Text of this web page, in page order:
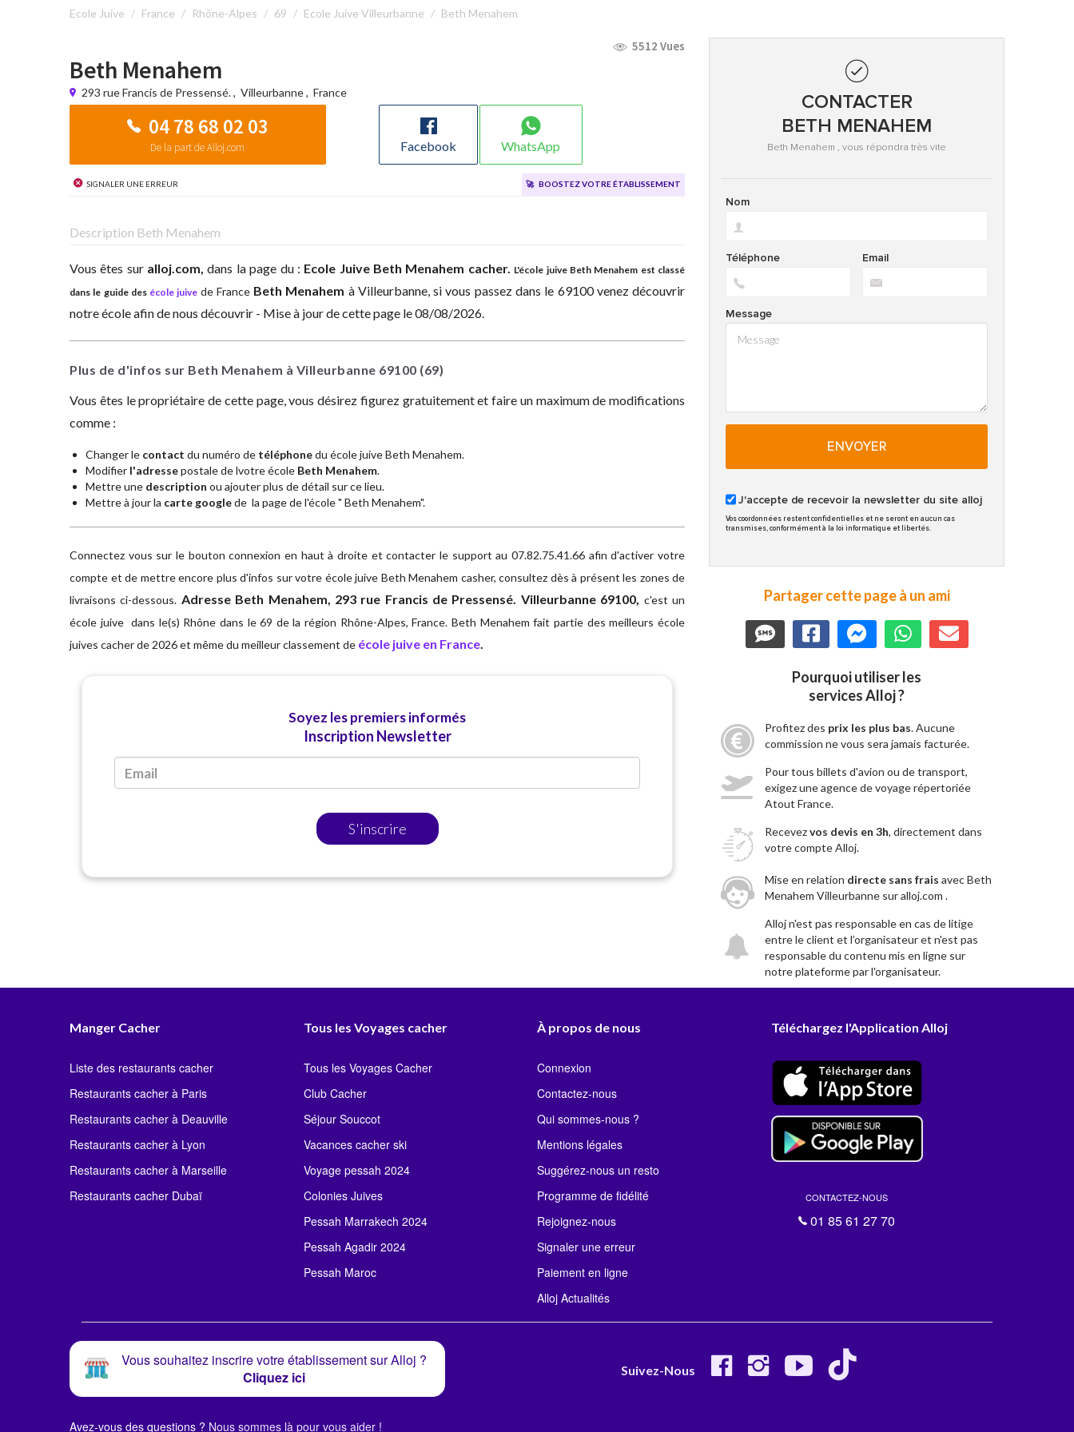
Ecole Juive France Rhône-Alpes 69 Ecole Juive Villeurbanne Beth Menahem
5512 Vues
Beth Menahem
293 rue Francis de Pressensé., Villeurbanne, France
04 78 68 02 03
De la part de Alloj.com Facebook WhatsApp
Signaler une erreur 🚀 Boostez votre établissement
Description Beth Menahem
Vous êtes sur alloj.com,dans la page du : Ecole Juive Beth Menahem cacher. L'école juive Beth Menahem est classé
dans le guide des école juive de France Beth Menahem à Villeurbanne, si vous passez dans le 69100 venez découvrir
notre école afin de nous découvrir - Mise à jour de cette page le 08/08/2026.
Plus de d'infos sur Beth Menahem à Villeurbanne 69100 (69)
Vous êtes le propriétaire de cette page, vous désirez figurez gratuitement et faire un maximum de modifications
comme :
Changer le contact du numéro de téléphonedu école juive Beth Menahem.
Modifier l'adressepostale de lvotre école Beth Menahem.
Mettre une description ou ajouter plus de détail sur ce lieu.
Mettre à jour la carte googlede la page de l'école " Beth Menahem".
Connectez vous sur le bouton connexion en haut à droite et contacter le support au 07.82.75.41.66 afin d'activer votre
compte et de mettre encore plus d'infos sur votre école juive Beth Menahem casher, consultez dès à présent les zones de
livraisons ci-dessous. Adresse Beth Menahem, 293 rue Francis de Pressensé. Villeurbanne 69100, c'est un
école juive dans le(s) Rhône dans le 69 de la région Rhône-Alpes, France. Beth Menahem fait partie des meilleurs école
juives cacher de 2026 et même du meilleur classement de école juive en France.
Soyez les premiers informés
Inscription Newsletter
S'inscrire
CONTACTER
BETH MENAHEM
Beth Menahem , vous répondra très vite
Nom
Email
Téléphone
Message
ENVOYER
J'accepte de recevoir la newsletter du site alloj
Vos coordonnées restent confidentielles et ne seront en aucun cas
transmises, conformément à la loi informatique et libertés.
Partager cette page à un ami
Pourquoi utiliser les
services Alloj ?
Profitez des prix les plus bas. Aucune
commission ne vous sera jamais facturée.
Pour tous billets d'avion ou de transport,
exigez une agence de voyage répertoriée
Atout France.
Recevezvos devis en 3h, directement dans
votre compte Alloj.
Mise en relation directe sans frais avec Beth
Menahem Villeurbanne sur alloj.com .
Alloj n'est pas responsable en cas de litige
entre le client et l’organisateur et n'est pas
responsable du contenu mis en ligne sur
notre plateforme par l'organisateur.
Manger Cacher
Liste des restaurants cacher
Restaurants cacher à Paris
Restaurants cacher à Deauville
Restaurants cacher à Lyon
Restaurants cacher à Marseille
Restaurants cacher Dubaï
Tous les Voyages cacher
Tous les Voyages Cacher
Club Cacher
Séjour Souccot
Vacances cacher ski
Voyage pessah 2024
Colonies Juives
Pessah Marrakech 2024
Pessah Agadir 2024
Pessah Maroc
À propos de nous
Connexion
Contactez-nous
Qui sommes-nous ?
Mentions légales
Suggérez-nous un resto
Programme de fidélité
Rejoignez-nous
Signaler une erreur
Paiement en ligne
Alloj Actualités
Téléchargez l'Application Alloj
CONTACTEZ-NOUS
01 85 61 27 70
Vous souhaitez inscrire votre établissement sur Alloj ?
Cliquez ici
Suivez-Nous
Avez-vous des questions ? Nous sommes là pour vous aider !